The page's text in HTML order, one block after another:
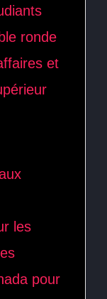
ronde
et
les
pour